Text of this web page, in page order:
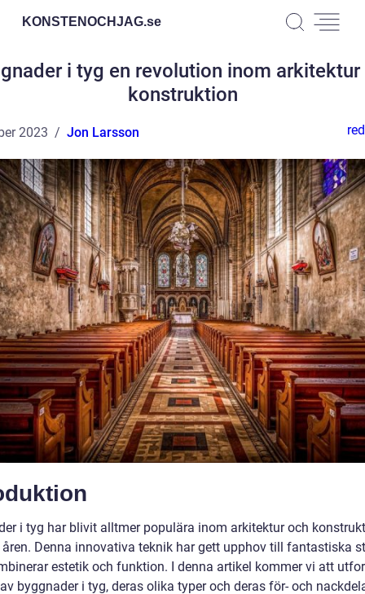
KONSTENOCHJAG.se
i tyg en revolution inom arkitektur
konstruktion
2023 Jon Larsson
i tyg har blivit alltmer populära inom arkitektur och
åren. Denna innovativa teknik har gett upphov till fantastiska
estetik och funktion. I denna artikel kommer vi att
byggnader i tyg, deras olika typer och deras för- och